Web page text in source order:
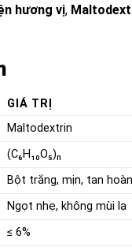
hương vị,
GIÁ TRỊ
Maltodextrin
(C₆H₁₀O₅)ₙ
Bột trắng, mịn, tan
Ngọt nhẹ, không mùi lạ
≤ 6%